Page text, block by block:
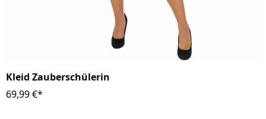
Kleid Zauberschülerin
69,99 €*